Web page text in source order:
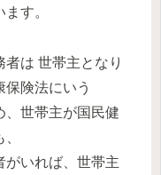
す。
は 世帯主となり
保険法にいう
、世帯主が国民健
がいれば、世帯主